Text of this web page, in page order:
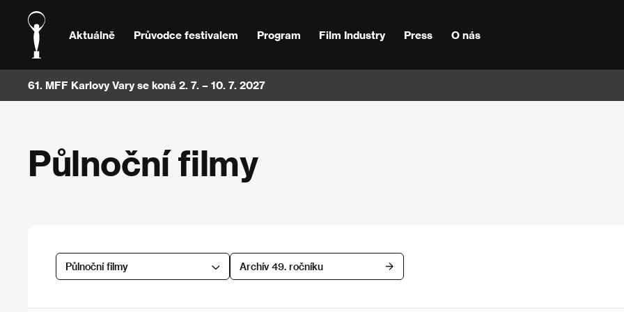
Aktuálně Průvodce festivalem Program Film Industry Press O nás
61. MFF Karlovy Vary se koná 2. 7. – 10. 7. 2027
Půlnoční filmy
Půlnoční filmy Archív 49. ročníku